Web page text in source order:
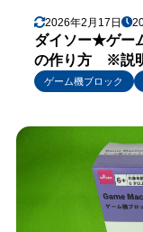
2026年2月17日
ダイソー★ゲー
の作り方 ※説
ゲーム機ブロック